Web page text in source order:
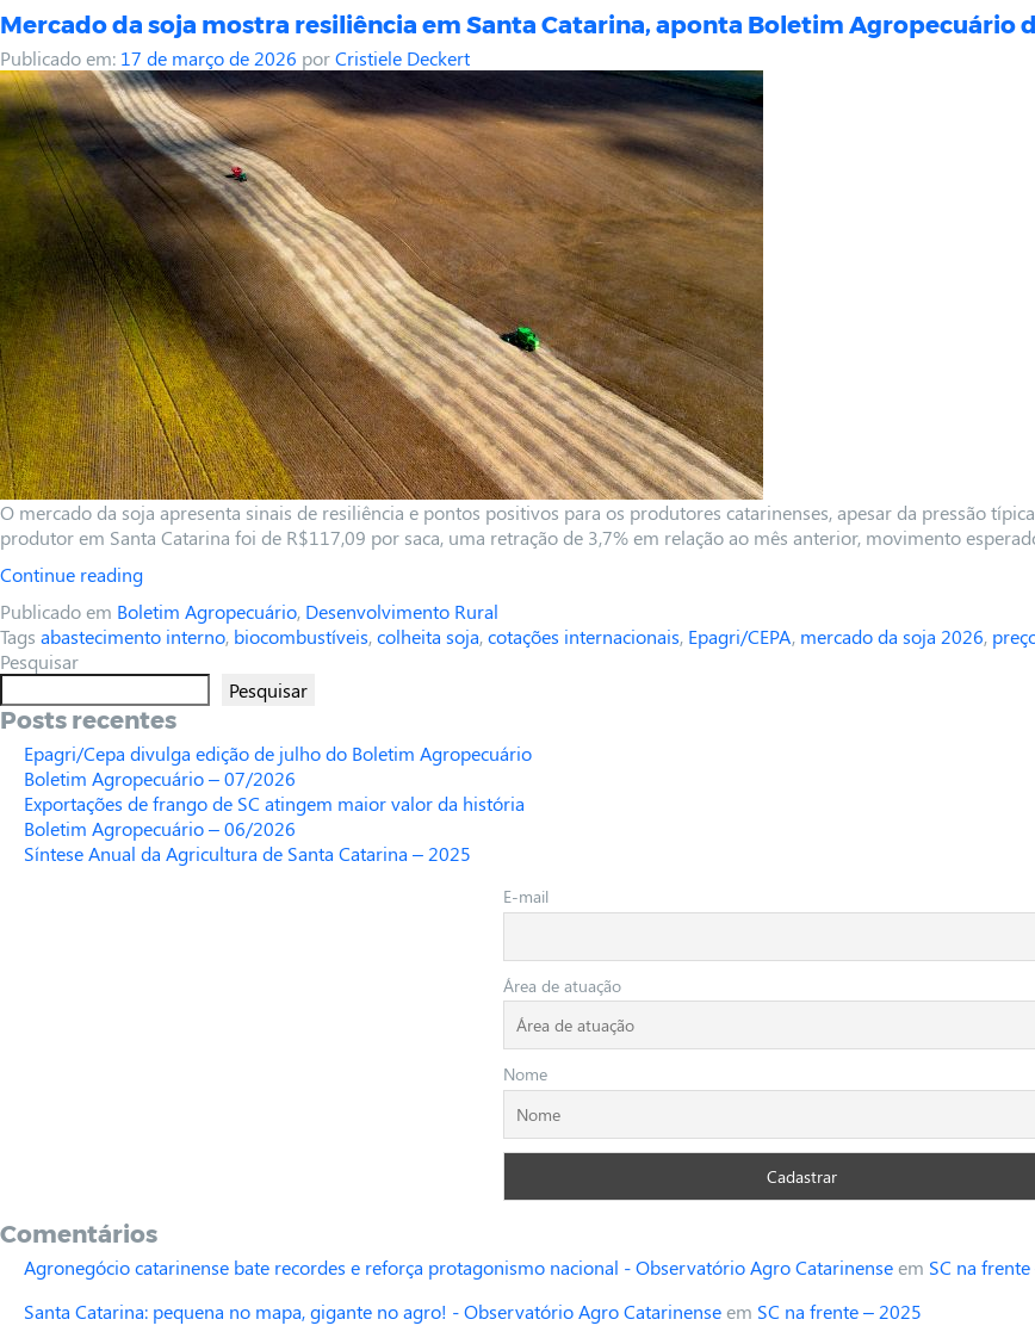
Mercado da soja mostra resiliência em Santa Catarina, aponta Boletim Agropecuário
Publicado em: 17 de março de 2026 porCristiele Deckert
O mercado da soja apresenta sinais de resiliência e pontos positivos para os produtores catarinenses, apesar da pressão
produtor em Santa Catarina foi de R$117,09 por saca, uma retração de 3,7% em relação ao mês anterior, movimento
Continue reading
Publicado em Boletim Agropecuário, Desenvolvimento Rural
Tags abastecimento interno, biocombustíveis,colheita soja,cotações internacionais, Epagri/CEPA, mercado da soja 2026,
Pesquisar
Pesquisar
Posts recentes
Epagri/Cepa divulga edição de julho do Boletim Agropecuário
Boletim Agropecuário – 07/2026
Exportações de frango de SC atingem maior valor da história
Boletim Agropecuário – 06/2026
Síntese Anual da Agricultura de Santa Catarina – 2025
E-mail
Área de atuação
Nome
Comentários
Agronegócio catarinense bate recordes e reforça protagonismo nacional - Observatório Agro Catarinenseem SC na
Santa Catarina: pequena no mapa, gigante no agro! - Observatório Agro Catarinenseem SC na frente – 2025